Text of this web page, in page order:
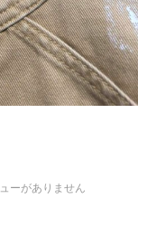
ーがありません